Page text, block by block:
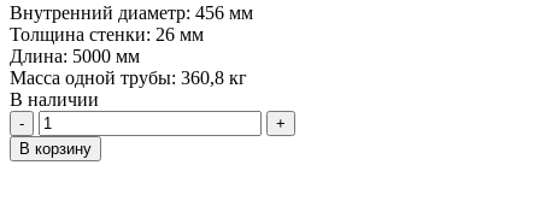
Внутренний диаметр: 456 мм
Толщина стенки: 26 мм
Длина: 5000 мм
Масса одной трубы: 360,8 кг
В наличии
Количество
В корзину